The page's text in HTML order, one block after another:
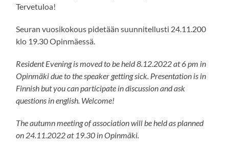
Tervetuloa!
Seuran vuosikokous pidetään suunnitellusti 24.11.200
klo 19.30 Opinmäessä.
Resident Evening is moved to be held 8.12.2022 at 6 pm in
Opinmäki due to the speaker getting sick. Presentation is in
Finnish but you can participate in discussion and ask
questions in english. Welcome!
The autumn meeting of association will be held as planned
on 24.11.2022 at 19.30 in Opinmäki.